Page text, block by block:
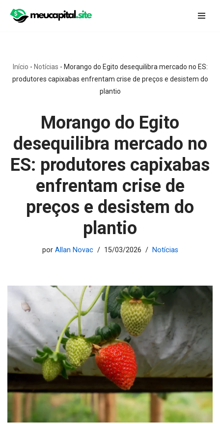
conteúdo
Início - Notícias - Morango do Egito desequilibra mercado no ES:
produtores capixabas enfrentam crise de preços e desistem do
plantio
Morango do Egito
desequilibra mercado no
ES: produtores capixabas
enfrentam crise de
preços e desistem do
plantio
por Allan Novac 15/03/2026 Notícias